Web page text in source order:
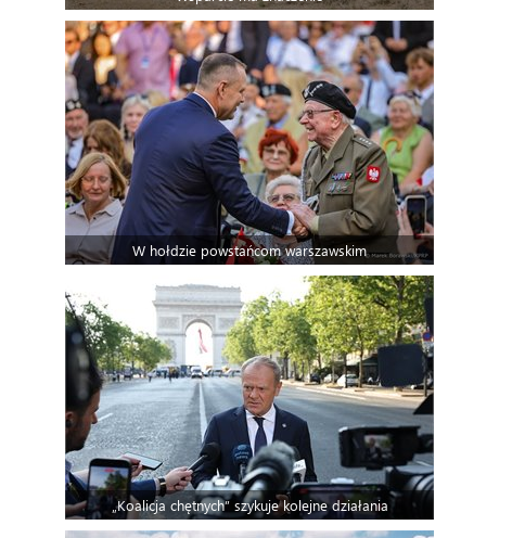
W hołdzie powstańcom warszawskim
„Koalicja chętnych” szykuje kolejne działania